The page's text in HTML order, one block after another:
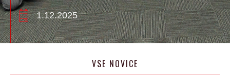
1.12.2025
VSE NOVICE